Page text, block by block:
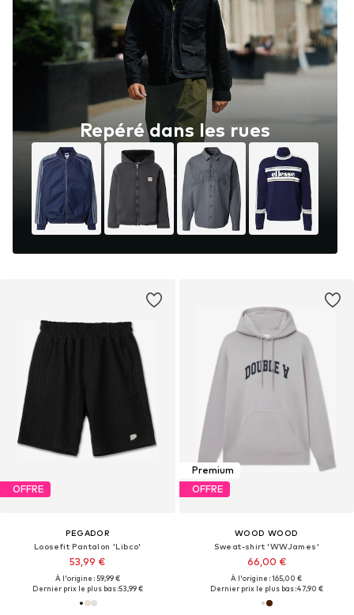
OFFRE
PEGADOR
Loosefit Pantalon 'Libco'
53,99 €
À l'origine : 59,99 €
Dernier prix le plus bas :53,99 €
Repéré dans les rues
Premium
OFFRE
WOOD WOOD
Sweat-shirt 'WWJames'
66,00 €
À l'origine : 165,00 €
Dernier prix le plus bas :47,90 €